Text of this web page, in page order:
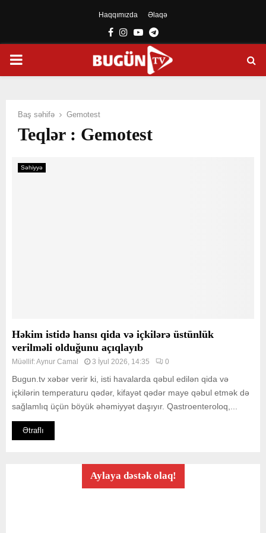
Haqqımızda Əlaqə
Facebook
Instagram
YoutubeTelegram
PRIMARY
Baş səhifə Gemotest
Teqlər : Gemotest
Səhiyyə
Həkim istidə hansı qida və içkilərə üstünlük
verilməli olduğunu açıqlayıb
Müəllif:Aynur Camal 3 İyul 2026, 14:35 0
Bugun.tv xəbər verir ki, isti havalarda qəbul edilən qida və
içkilərin temperaturu qədər, kifayət qədər maye qəbul etmək də
sağlamlıq üçün böyük əhəmiyyət daşıyır. Qastroenteroloq,...
Ətraflı
Aylaya dəstək olaq!